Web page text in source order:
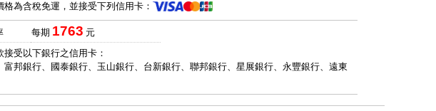
為含稅免運，並接受下列信用卡：
每期 1763 元
受以下銀行之信用卡：
富邦銀行、國泰銀行、玉山銀行、台新銀行、聯邦銀行、星展銀行、永豐銀行、遠東